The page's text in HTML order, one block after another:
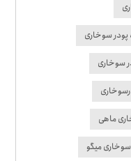
پودر سوخاری
سوخاری
ماهی
میگو